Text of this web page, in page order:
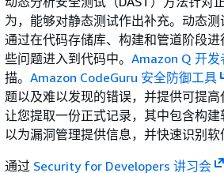
为，能够对静态测试作出补充。动态
通过在代码存储库、构建和管道阶段
些问题进入到代码中。 Amazon Q 开发
描。 Amazon CodeGuru 安全防御工具
题以及难以发现的错误，并提供可提
让您提取一份正式记录，其中包含构
以为漏洞管理提供信息，并快速识别软
通过 Security for Developers 讲习会